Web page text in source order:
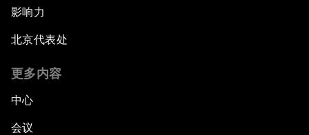
影响力
北京代表处
更多内容
中心
会议